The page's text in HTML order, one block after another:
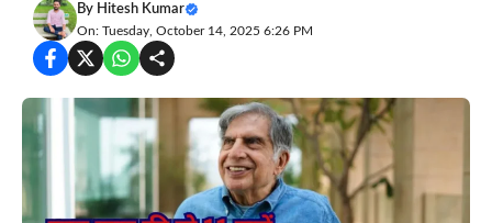
By Hitesh Kumar
On: Tuesday, October 14, 2025 6:26 PM